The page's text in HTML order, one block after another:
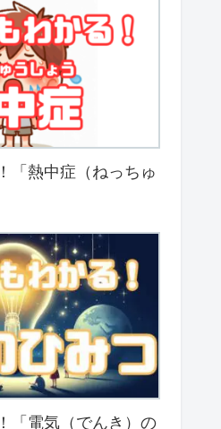
「熱中症（ねっちゅ
「電気（でんき）の